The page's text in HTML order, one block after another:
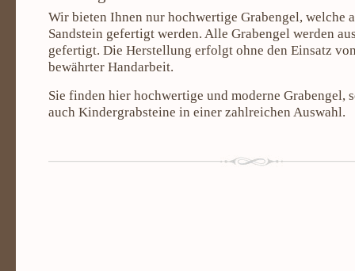
Wir bieten Ihnen nur hochwertige Grabengel, welche
Sandstein gefertigt werden. Alle Grabengel werden
gefertigt. Die Herstellung erfolgt ohne den Einsatz
bewährter Handarbeit.
Sie finden hier hochwertige und moderne Grabengel,
auch Kindergrabsteine in einer zahlreichen Auswahl.